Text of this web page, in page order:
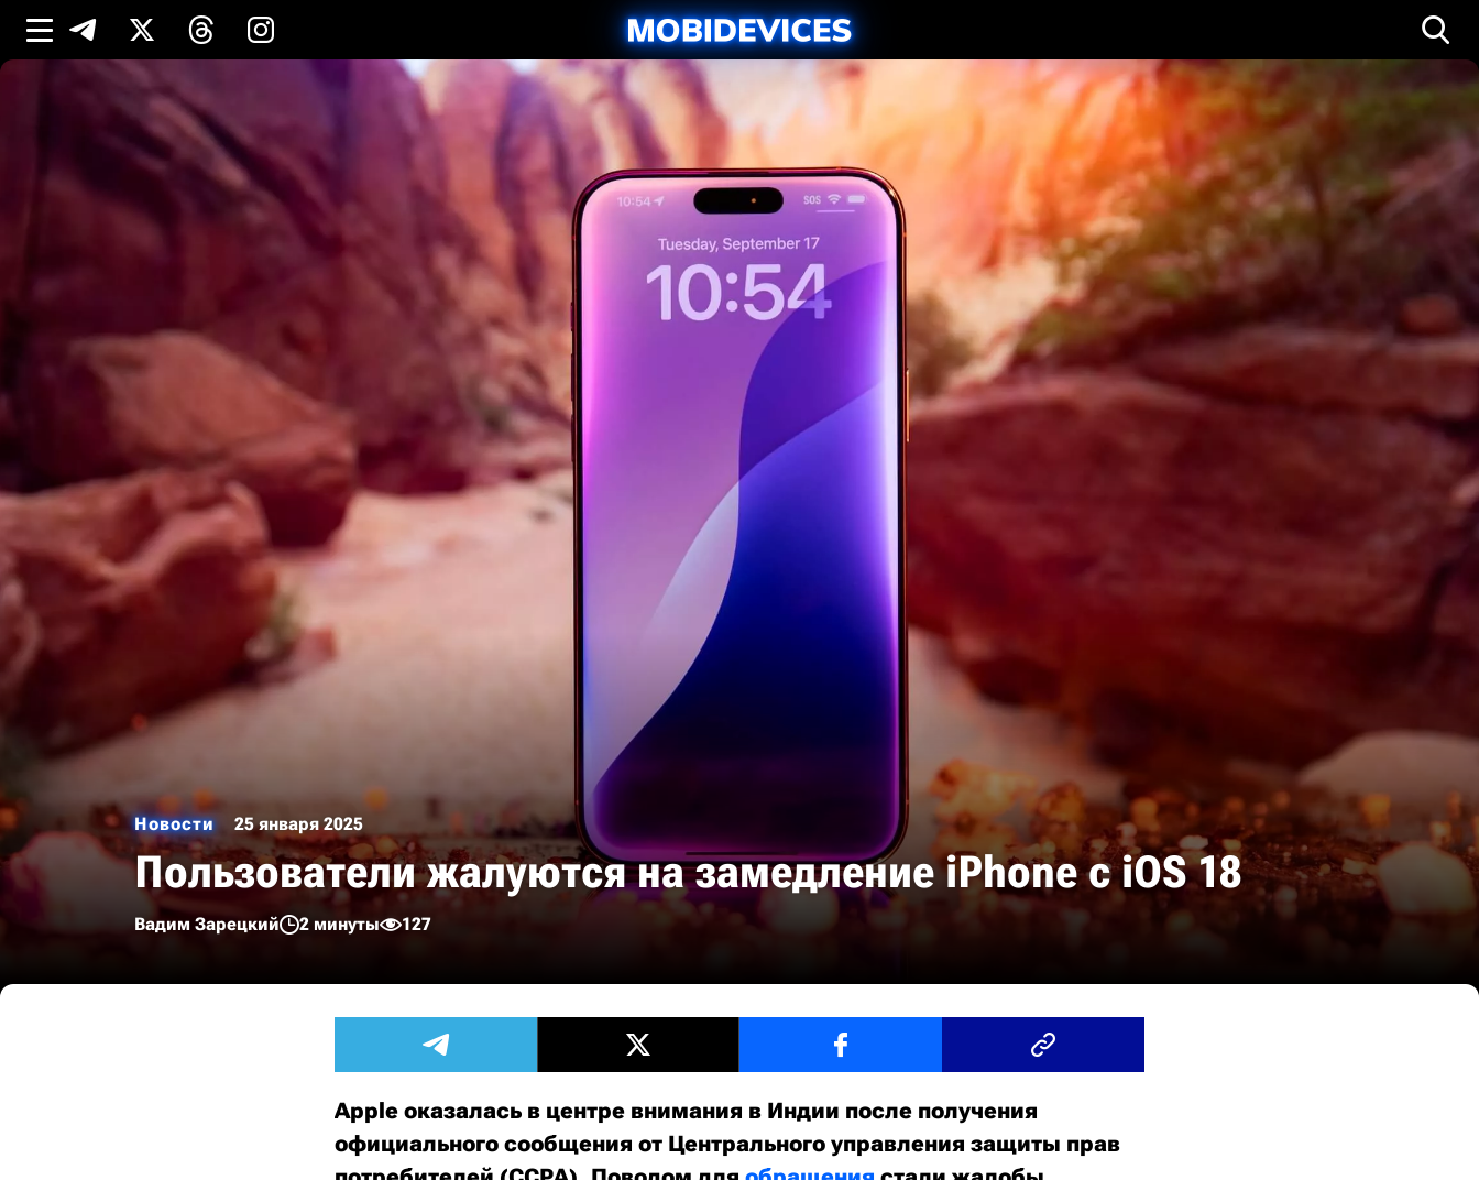
Новости 25 января 2025
Пользователи жалуются на замедление iPhone с iOS 18
Вадим Зарецкий 2 минуты 127
Apple оказалась в центре внимания в Индии после получения
официального сообщения от Центрального управления защиты прав